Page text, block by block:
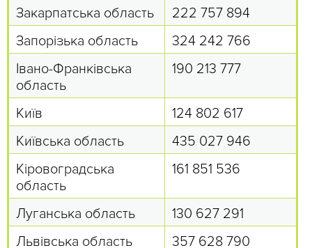
Закарпатська область
222 757 894
Запорізька область
324 242 766
Івано-Франківська
область
190 213 777
Київ
124 802 617
Київська область
435 027 946
Кіровоградська
область
161 851 536
Луганська область
130 627 291
Львівська область
357 628 790